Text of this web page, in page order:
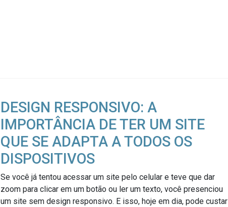
DESIGN RESPONSIVO: A
IMPORTÂNCIA DE TER UM SITE
QUE SE ADAPTA A TODOS OS
DISPOSITIVOS
Se você já tentou acessar um site pelo celular e teve que dar
zoom para clicar em um botão ou ler um texto, você presenciou
um site sem design responsivo. E isso, hoje em dia, pode custar